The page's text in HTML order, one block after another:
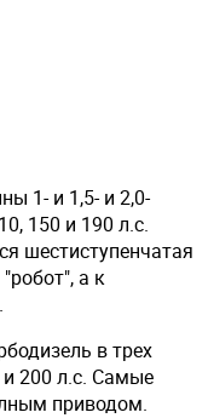
1- и 1,5- и 2,0-
150 и 190 л.с.
шестиступенчатая
а к
в трех
200 л.с. Самые
приводом.